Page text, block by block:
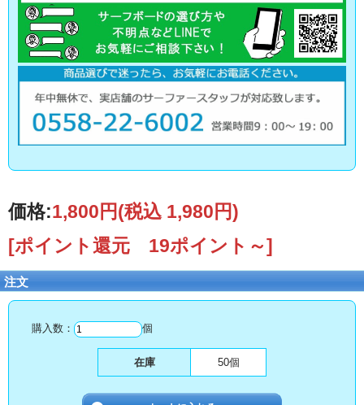
価格:1,800円(税込 1,980円)
[ポイント還元 19ポイント～]
注文
購入数： 個
在庫 50個